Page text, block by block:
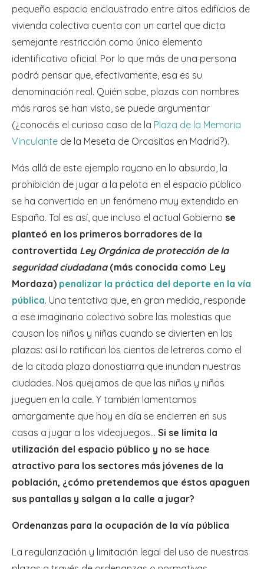
pequeño espacio enclaustrado entre altos edificios de
vivienda colectiva cuenta con un cartel que dicta
semejante restricción como único elemento
identificativo oficial. Por lo que más de una persona
podrá pensar que, efectivamente, esa es su
denominación real. Quién sabe, plazas con nombres
más raros se han visto, se puede argumentar
(¿conocéis el curioso caso de la Plaza de la Memoria
Vinculante de la Meseta de Orcasitas en Madrid?).
Más allá de este ejemplo rayano en lo absurdo, la
prohibición de jugar a la pelota en el espacio público
se ha convertido en un fenómeno muy extendido en
España. Tal es así, que incluso el actual Gobierno se
planteó en los primeros borradores de la
controvertida Ley Orgánica de protección de la
seguridad ciudadana(más conocida como Ley
Mordaza) penalizar la práctica del deporte en la vía
pública. Una tentativa que, en gran medida, responde
a ese imaginario colectivo sobre las molestias que
causan los niños y niñas cuando se divierten en las
plazas: así lo ratifican los cientos de letreros como el
de la citada plaza donostiarra que inundan nuestras
ciudades. Nos quejamos de que las niñas y niños
jueguen en la calle. Y también lamentamos
amargamente que hoy en día se encierren en sus
casas a jugar a los videojuegos… Si se limita la
utilización del espacio público y no se hace
atractivo para los sectores más jóvenes de la
población, ¿cómo pretendemos que éstos apaguen
sus pantallas y salgan a la calle a jugar?
Ordenanzas para la ocupación de la vía pública
La regularización y limitación legal del uso de nuestras